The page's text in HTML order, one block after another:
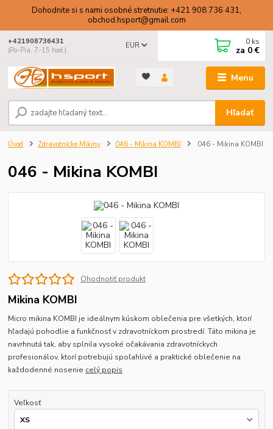
Dohodnite si s nami osobné stretnutie: +421 908 736 431,
obchod.hsport@gmail.com
Menu
EUR
Hľadať
+421908736431
(Po-Pia, 7-15 hod.)
0 ks
za 0 €
Úvod Zdravotnícke Mikiny 046 - Mikina KOMBI 046 - Mikina KOMBI
046 - Mikina KOMBI
Ohodnotiť produkt
Mikina KOMBI
Micro mikina KOMBI je ideálnym kúskom oblečenia pre všetkých, ktorí
hľadajú pohodlie a funkčnosť v zdravotníckom prostredí. Táto mikina je
navrhnutá tak, aby splnila vysoké očakávania zdravotníckych
profesionálov, ktorí potrebujú spoľahlivé a praktické oblečenie na
každodenné nosenie celý popis
Veľkosť